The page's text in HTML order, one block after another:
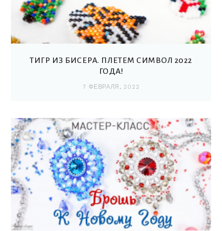
ТИГР ИЗ БИСЕРА. ПЛЕТЕМ СИМВОЛ 2022
ГОДА!
7 ФЕВРАЛЯ, 2022